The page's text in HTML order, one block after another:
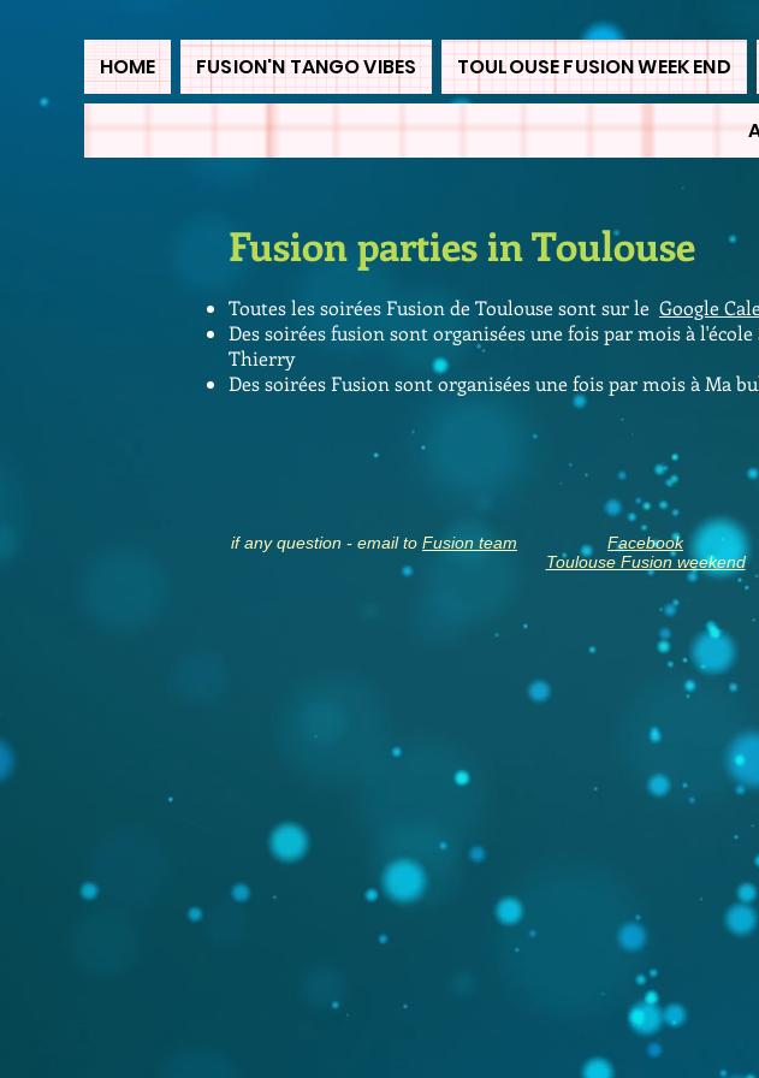
HOME FUSION'N TANGO VIBES TOULOUSE FUSION WEEK END
Fusion parties in Toulouse
Toutes les soirées Fusion de Toulouse sont sur le Google
Des soirées fusion sont organisées une fois par mois à
Thierry
Des soirées Fusion sont organisées une fois par mois à Ma
if any question - email to Fusion team
Facebook
Toulouse Fusion weekend